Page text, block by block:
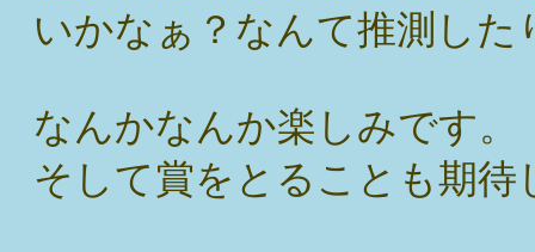
いかなぁ？なんて推測した
なんかなんか楽しみです。
そして賞をとることも期待